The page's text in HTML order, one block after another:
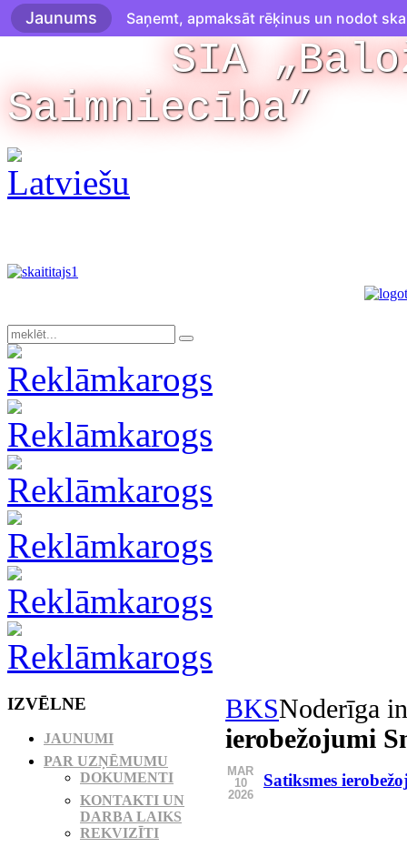
SIA
Saimniecība”
BKSNoderīga
ierobežojumi
MAR
10
2026
Satiksmes
IZVĒLNE
JAUNUMI
PAR UZŅĒMUMU
DOKUMENTI
KONTAKTI UN
DARBA LAIKS
REKVIZĪTI
Jaunums Saņemt, apmaksāt rēķinus un nodot